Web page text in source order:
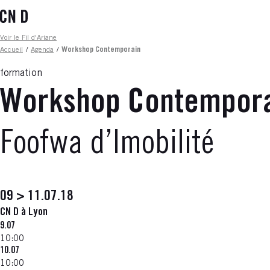
au
principal
Fil d'ariane
Voir le Fil d'Ariane
Accueil
/ Agenda / Workshop Contemporain
formation
Workshop
Foofwa d’Imobilité
09 > 11.07.18
CN D à Lyon
9.07
10:00
10.07
10:00